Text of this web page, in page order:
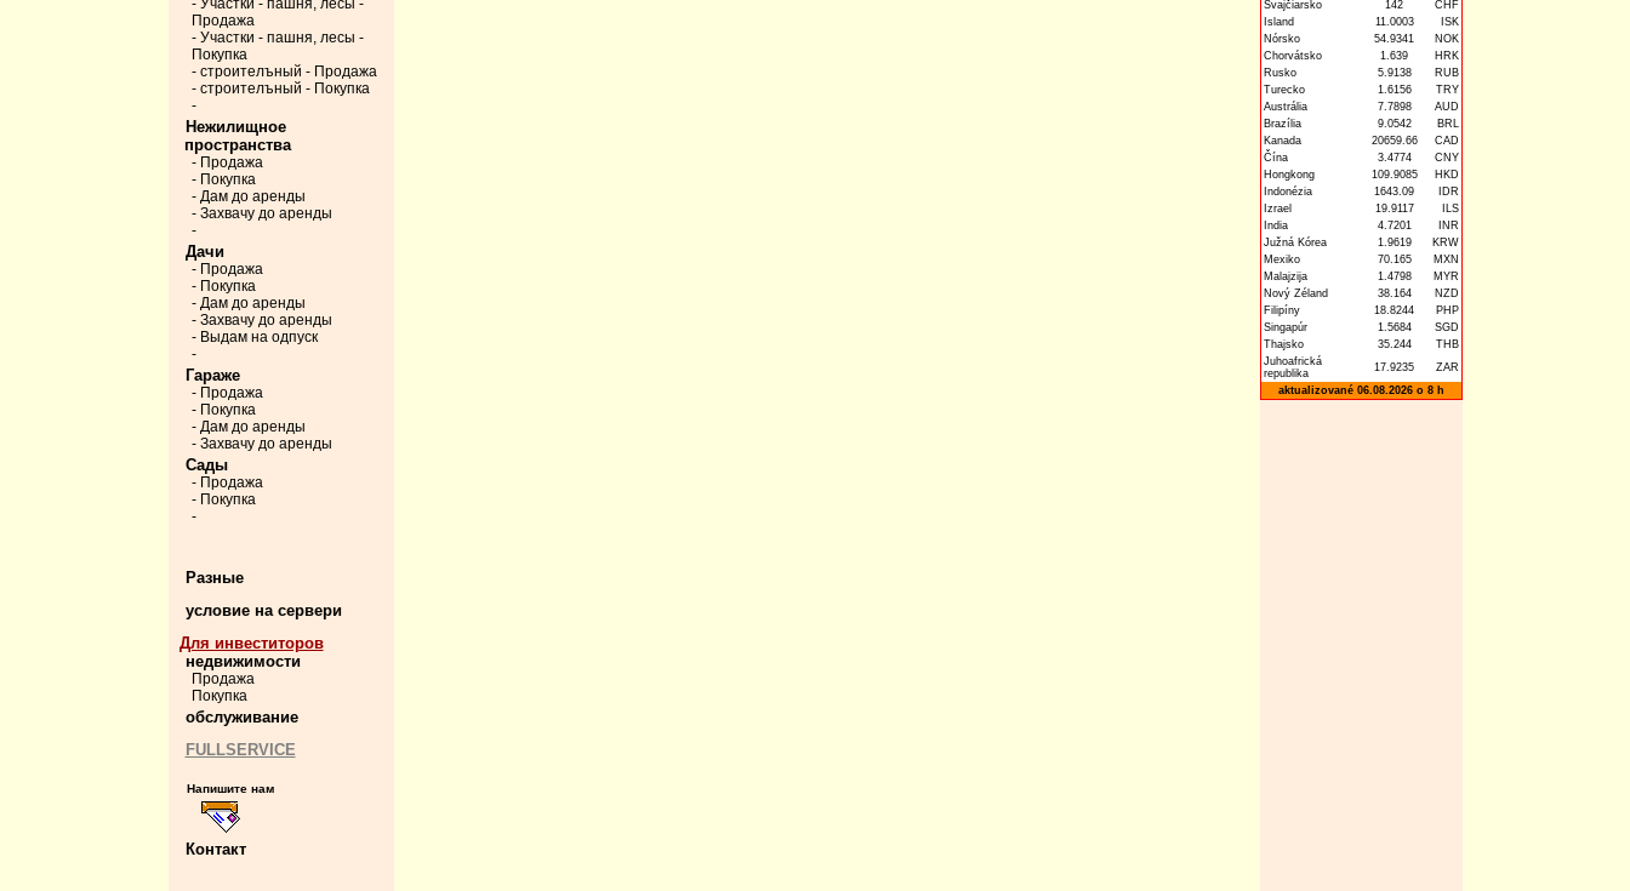
- Участки - пашня, лесы -
Продажа
- Участки - пашня, лесы -
Покупка
- строителъный - Продажа
- строителъный - Покупка
-
Нежилищное
пространства
- Продажа
- Покупка
- Дам до аренды
- Захвачу до аренды
-
Дачи
- Продажа
- Покупка
- Дам до аренды
- Захвачу до аренды
- Выдам на одпуск
-
Гараже
- Продажа
- Покупка
- Дам до аренды
- Захвачу до аренды
Сады
- Продажа
- Покупка
-
Разные
условие на сервери
Для инвеститоров
недвижимости
Продажа
Покупка
обслуживание
FULLSERVICE
Напишите нам
Контакт
Švajčiarsko
142
CHF
Island
11.0003
ISK
Nórsko
54.9341
NOK
Chorvátsko
1.639
HRK
Rusko
5.9138
RUB
Turecko
1.6156
TRY
Austrália
7.7898
AUD
Brazília
9.0542
BRL
Kanada
20659.66
CAD
Čína
3.4774
CNY
Hongkong
109.9085
HKD
Indonézia
1643.09
IDR
Izrael
19.9117
ILS
India
4.7201
INR
Južná Kórea
1.9619
KRW
Mexiko
70.165
MXN
Malajzija
1.4798
MYR
Nový Zéland
38.164
NZD
Filipíny
18.8244
PHP
Singapúr
1.5684
SGD
Thajsko
35.244
THB
Juhoafrická
republika
17.9235
ZAR
aktualizované 06.08.2026 o 8 h